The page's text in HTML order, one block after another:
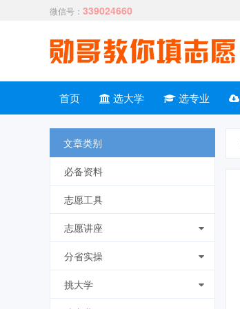
微信号： 339024660
首页 选大学 选专业
文章类别
必备资料
志愿工具
志愿讲座
分省实操
挑大学